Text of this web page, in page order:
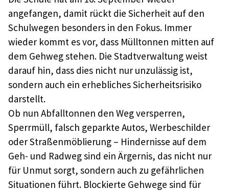
angefangen, damit rückt die Sicherheit auf den
Schulwegen besonders in den Fokus. Immer
wieder kommt es vor, dass Mülltonnen mitten auf
dem Gehweg stehen. Die Stadtverwaltung weist
darauf hin, dass dies nicht nur unzulässig ist,
sondern auch ein erhebliches Sicherheitsrisiko
darstellt.
Ob nun Abfalltonnen den Weg versperren,
Sperrmüll, falsch geparkte Autos, Werbeschilder
oder Straßenmöblierung – Hindernisse auf dem
Geh- und Radweg sind ein Ärgernis, das nicht nur
für Unmut sorgt, sondern auch zu gefährlichen
Situationen führt. Blockierte Gehwege sind für